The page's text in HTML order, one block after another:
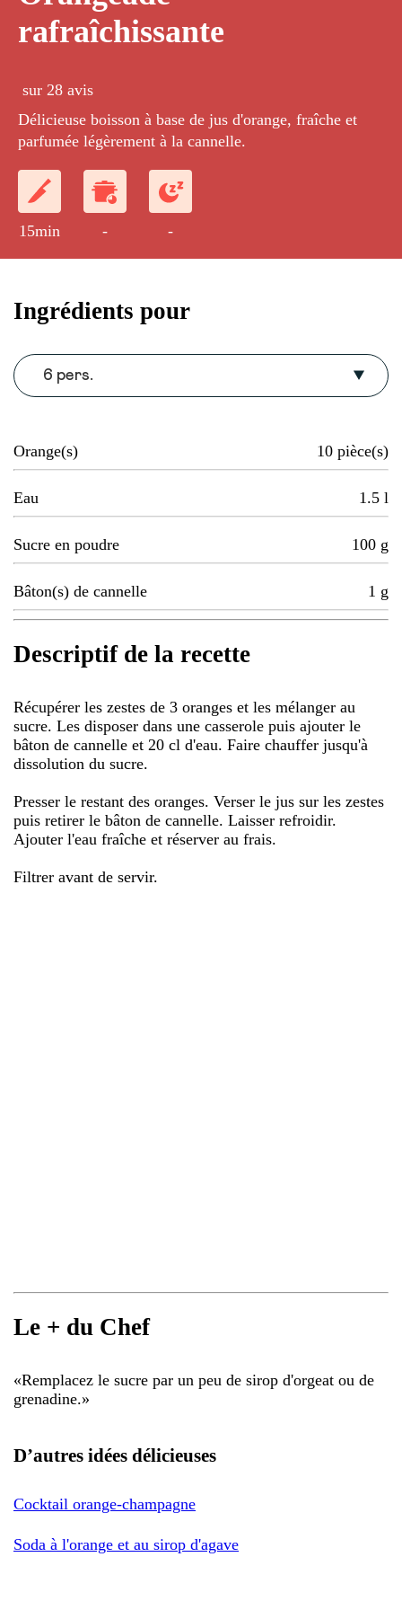
rafraîchissante
sur 28 avis
Délicieuse boisson à base de jus d'orange, fraîche et
parfumée légèrement à la cannelle.
15min - -
Ingrédients pour
6 pers.
Orange(s) 10 pièce(s)
Eau 1.5 l
Sucre en poudre 100 g
Bâton(s) de cannelle 1 g
Descriptif de la recette
Récupérer les zestes de 3 oranges et les mélanger au
sucre. Les disposer dans une casserole puis ajouter le
bâton de cannelle et 20 cl d'eau. Faire chauffer jusqu'à
dissolution du sucre.
Presser le restant des oranges. Verser le jus sur les zestes
puis retirer le bâton de cannelle. Laisser refroidir.
Ajouter l'eau fraîche et réserver au frais.
Filtrer avant de servir.
Le + du Chef
«Remplacez le sucre par un peu de sirop d'orgeat ou de
grenadine.»
D’autres idées délicieuses
Cocktail orange-champagne
Soda à l'orange et au sirop d'agave